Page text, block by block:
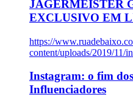
JÄGERMEISTER
EXCLUSIVO EM
https://
content/uploads/2019/11/
Instagram: o fim
Influenciadores